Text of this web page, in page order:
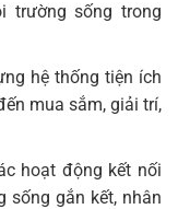
trường sống trong
hệ thống tiện ích
mua sắm, giải trí,
hoạt động kết nối
sống gắn kết, nhân